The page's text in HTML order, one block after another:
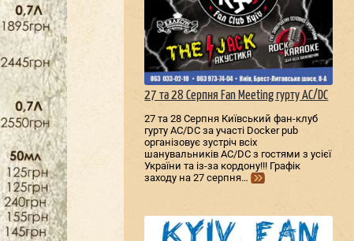
27 та 28 Серпня Fan Meeting гурту AC/DС
27 та 28 Серпня Київський фан-клуб
гурту AC/DС за участі Docker pub
організовує зустріч всіх
шанувальників AC/DС з гостями з усієї
України та із-за кордону!!! Графік
заходу на 27 серпня…